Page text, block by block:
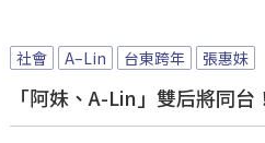
社會 A–Lin 台東跨年 張惠妹
「阿妹、A-Lin」雙后將同